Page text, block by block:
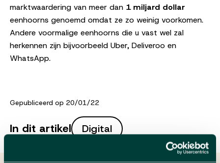
marktwaardering van meer dan 1 miljard dollar
eenhoorns genoemd omdat ze zo weinig voorkomen.
Andere voormalige eenhoorns die u vast wel zal
herkennen zijn bijvoorbeeld Uber, Deliveroo en
WhatsApp.
Gepubliceerd op 20/01/22
In dit artikel Digital